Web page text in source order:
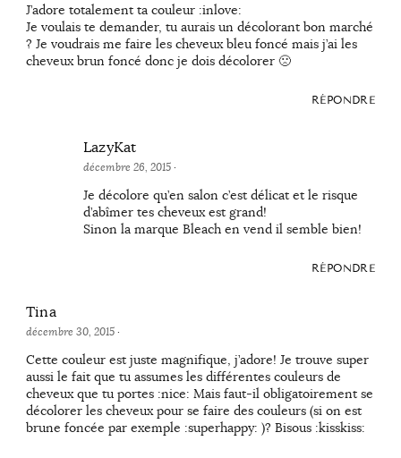
J’adore totalement ta couleur :inlove:
Je voulais te demander, tu aurais un décolorant bon marché
? Je voudrais me faire les cheveux bleu foncé mais j’ai les
cheveux brun foncé donc je dois décolorer 🙁
RÉPONDRE
LazyKat
décembre 26, 2015·
Je décolore qu’en salon c’est délicat et le risque
d’abîmer tes cheveux est grand!
Sinon la marque Bleach en vend il semble bien!
RÉPONDRE
Tina
décembre 30, 2015·
Cette couleur est juste magnifique, j’adore! Je trouve super
aussi le fait que tu assumes les différentes couleurs de
cheveux que tu portes :nice: Mais faut-il obligatoirement se
décolorer les cheveux pour se faire des couleurs (si on est
brune foncée par exemple :superhappy: )? Bisous :kisskiss: